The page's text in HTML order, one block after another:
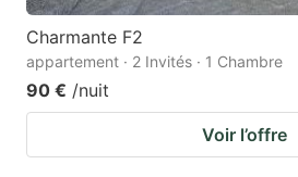
Charmante F2
appartement · 2 Invités · 1 Chambre
90 € /nuit
Voir l’offre